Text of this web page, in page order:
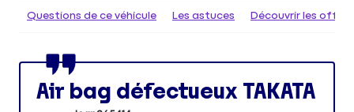
Questions de ce véhicule Les astuces Découvrir les
Air bag défectueux TAKATA